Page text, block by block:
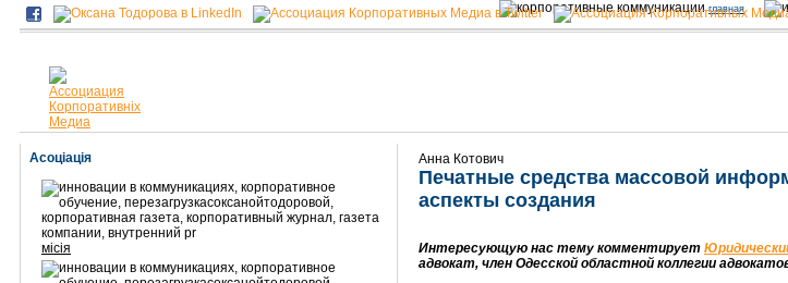
главная
Асоціація
місія
Анна Котович
Печатные средства массовой
аспекты создания
Интересующую нас тему комментирует
адвокат, член Одесской областной коллегии